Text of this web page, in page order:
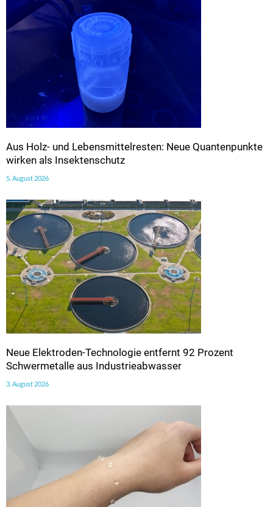
Aus Holz- und Lebensmittelresten: Neue Quantenpunkte
wirken als Insektenschutz
5. August 2026
Neue Elektroden-Technologie entfernt 92 Prozent
Schwermetalle aus Industrieabwasser
3. August 2026